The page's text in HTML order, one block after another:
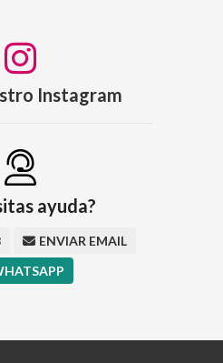
Instagram
ayuda?
ENVIAR EMAIL